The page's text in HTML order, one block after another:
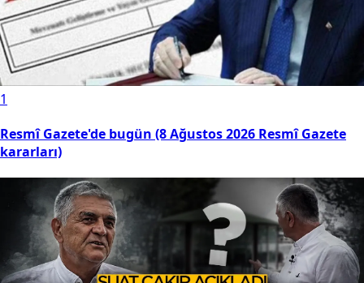
1
Resmî Gazete'de bugün (8 Ağustos 2026 Resmî Gazete
kararları)